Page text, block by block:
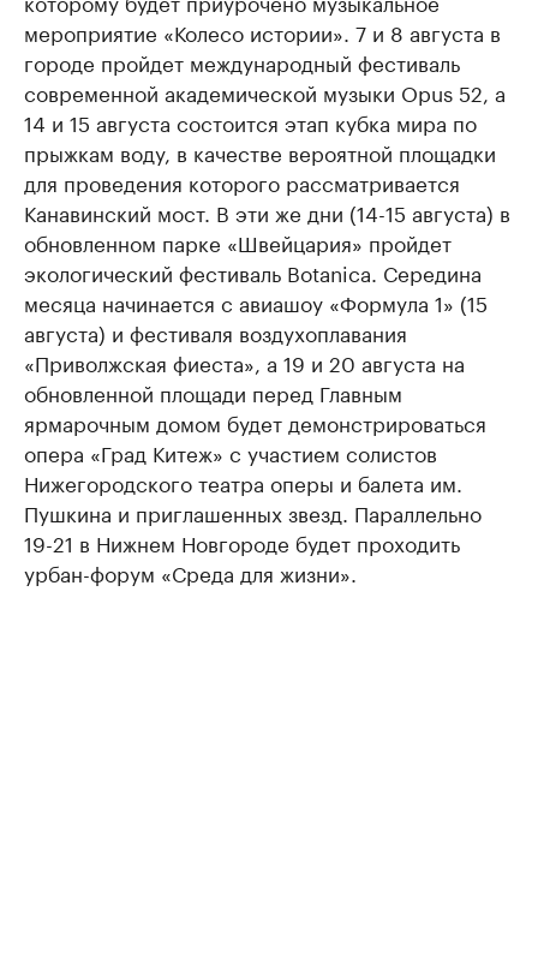
мероприятие «Колесо истории». 7 и 8 августа в
городе пройдет международный фестиваль
современной академической музыки Opus 52, а
14 и 15 августа состоится этап кубка мира по
прыжкам воду, в качестве вероятной площадки
для проведения которого рассматривается
Канавинский мост. В эти же дни (14-15 августа) в
обновленном парке «Швейцария» пройдет
экологический фестиваль Botanica. Середина
месяца начинается с авиашоу «Формула 1» (15
августа) и фестиваля воздухоплавания
«Приволжская фиеста», а 19 и 20 августа на
обновленной площади перед Главным
ярмарочным домом будет демонстрироваться
опера «Град Китеж» с участием солистов
Нижегородского театра оперы и балета им.
Пушкина и приглашенных звезд. Параллельно
19-21 в Нижнем Новгороде будет проходить
урбан-форум «Среда для жизни».